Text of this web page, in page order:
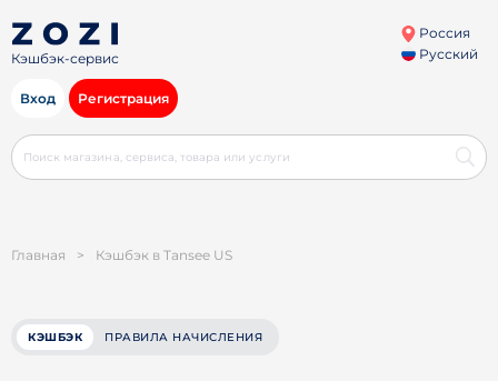
Кэшбэк-сервис
Россия
Русский
Вход Регистрация
Главная > Кэшбэк в Tansee US
КЭШБЭК ПРАВИЛА НАЧИСЛЕНИЯ